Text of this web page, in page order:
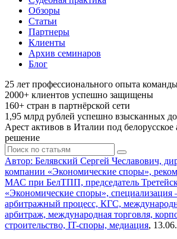
Обзоры
Статьи
Партнеры
Клиенты
Архив семинаров
Блог
25 лет профессионального опыта
2000+ клиентов успешно защищены
160+ стран в партнёрской сети
1,95 млрд рублей успешно взысканных
Арест активов в Италии под белорусское
решение
Автор: Белявский Сергей Чеславович,
компании «Экономические споры»,
МАС при БелТПП, председатель
«Экономические споры», специализация
арбитражный процесс, КГС,
арбитраж, международная торговля,
строительство, IT-споры, медиация,